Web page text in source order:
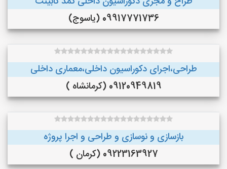
09917771736 (یاسوج)
طراحی،اجرای دکوراسیون داخلی،معماری داخلی
09120949819 (کرمانشاه )
بازسازی و نوسازی و طراحی و اجرا پروژه
09223163927 (کرمان )